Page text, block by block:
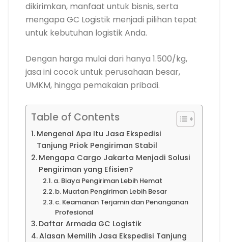
dikirimkan, manfaat untuk bisnis, serta
mengapa GC Logistik menjadi pilihan tepat
untuk kebutuhan logistik Anda.
Dengan harga mulai dari hanya 1.500/kg,
jasa ini cocok untuk perusahaan besar,
UMKM, hingga pemakaian pribadi.
Table of Contents
Mengenal Apa Itu Jasa Ekspedisi
Tanjung Priok Pengiriman Stabil
Mengapa Cargo Jakarta Menjadi Solusi
Pengiriman yang Efisien?
a. Biaya Pengiriman Lebih Hemat
b. Muatan Pengiriman Lebih Besar
c. Keamanan Terjamin dan Penanganan
Profesional
Daftar Armada GC Logistik
Alasan Memilih Jasa Ekspedisi Tanjung